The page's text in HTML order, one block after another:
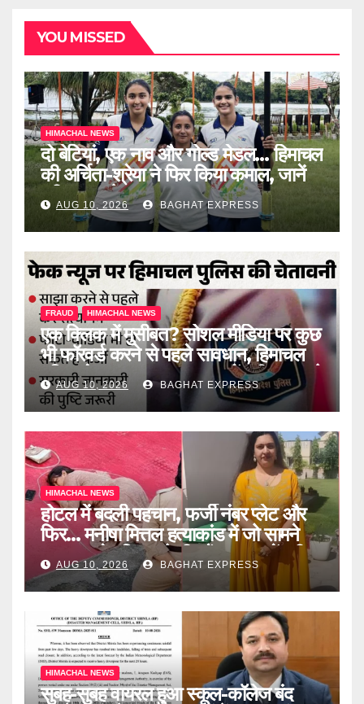
YOU MISSED
HIMACHAL NEWS
दो बेटियां, एक नाव और गोल्ड मेडल… हिमाचल
की अर्चिता-श्रेया ने फिर किया कमाल, जानें
पूरी खबर को
AUG 10, 2026 BAGHAT EXPRESS
FRAUD HIMACHAL NEWS
एक क्लिक में मुसीबत? सोशल मीडिया पर कुछ
भी फॉरवर्ड करने से पहले सावधान, हिमाचल
पुलिस ने बताया बड़ा खतरा, जानें पूरी खबर को
AUG 10, 2026 BAGHAT EXPRESS
HIMACHAL NEWS
होटल में बदली पहचान, फर्जी नंबर प्लेट और
फिर… मनीषा मित्तल हत्याकांड में जो सामने
आया उसने पुलिस को भी चौंकाया, जानें पूरी
खबर को
AUG 10, 2026 BAGHAT EXPRESS
HIMACHAL NEWS
सुबह-सुबह वायरल हुआ स्कूल-कॉलेज बंद